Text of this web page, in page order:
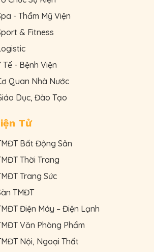
- Thẩm Mỹ Viện
& Fitness
- Bệnh Viện
Quan Nhà Nước
Dục, Đào Tạo
Tử
Bất Động Sản
Thời Trang
Trang Sức
TMĐT
Điện Máy – Điện Lạnh
Văn Phòng Phẩm
Nội, Ngoại Thất